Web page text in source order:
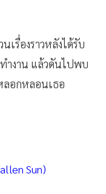
เรื่องราวหลังได้รับ
ำงาน แล้วดันไปพบ
ลอกหลอนเธอ
Sun)